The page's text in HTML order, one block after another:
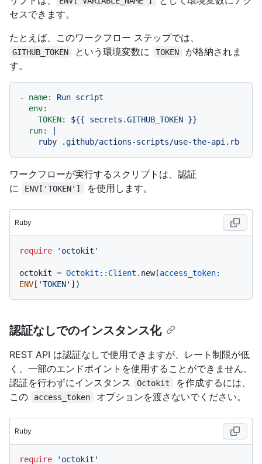
セスできます。
たとえば、このワークフロー ステップでは、
GITHUB_TOKEN という環境変数に TOKEN
が格納されま
す。
- name: Run script
env:
TOKEN:
${{ secrets.GITHUB_TOKEN }}
run:
|
ワークフローが実行するスクリプトは、認証
に
ENV['TOKEN'] を使用します。
Ruby
require 'octokit'
octokit = Octokit::Client .new(access_token:
ENV[ 'TOKEN'
認証なしでのインスタンス化
REST API は認証なしで使用できますが、レート制限が低
く、一部のエンドポイントを使用することができません。
認証を行わずにインスタンス
Octokit
を作成するには、
この
access_token オプションを渡さないでください。
Ruby
require 'octokit'